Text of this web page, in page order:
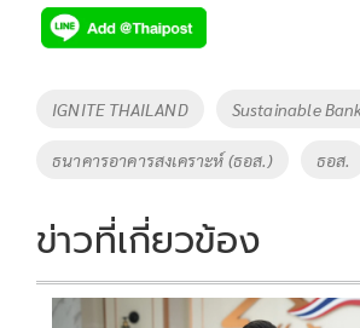
e
b
o
k
tt
er
p
y
Li
k
Tags
IGNITE THAILAND Sustainable
ธนาคารอาคารสงเคราะห์ (ธอส.) ธอส.
ข่าวที่เกี่ยวข้อง